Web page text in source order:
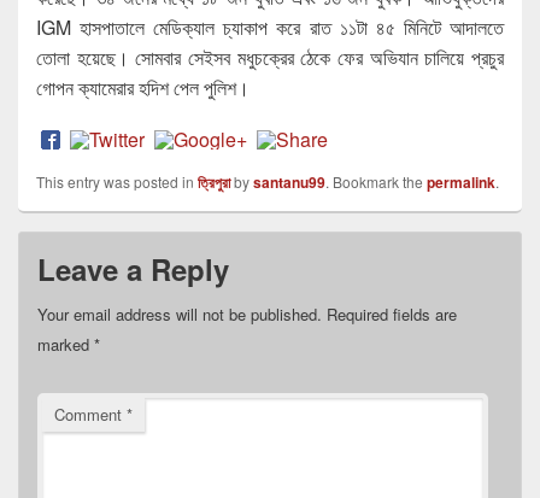
IGM হাসপাতালে মেডিক্যাল চ্যাকাপ করে রাত ১১টা ৪৫ মিনিটে আদালতে
তোলা হয়েছে। সোমবার সেইসব মধুচক্রের ঠেকে ফের অভিযান চালিয়ে প্রচুর
গোপন ক্যামেরার হদিশ পেল পুলিশ।
This entry was posted in ত্রিপুরাbysantanu99. Bookmark the permalink.
Leave a Reply
Your email address will not be published. Required fields are
marked *
Comment *